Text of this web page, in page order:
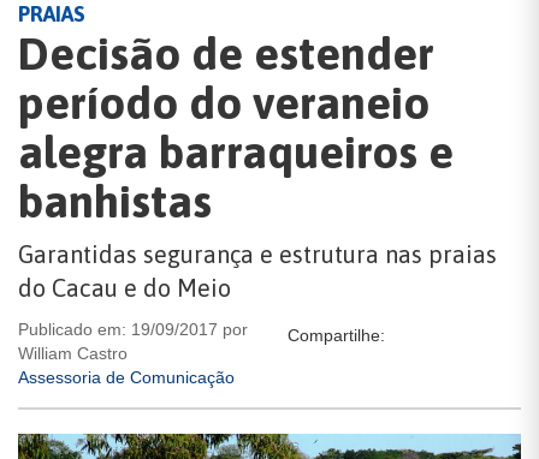
PRAIAS
Decisão de estender
período do veraneio
alegra barraqueiros e
banhistas
Garantidas segurança e estrutura nas praias
do Cacau e do Meio
Publicado em: 19/09/2017 por
William Castro
Assessoria de Comunicação
Compartilhe: